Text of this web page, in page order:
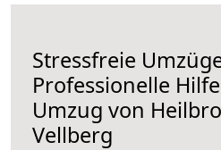
Stressfreie
Professionelle
Umzug von
Vellberg